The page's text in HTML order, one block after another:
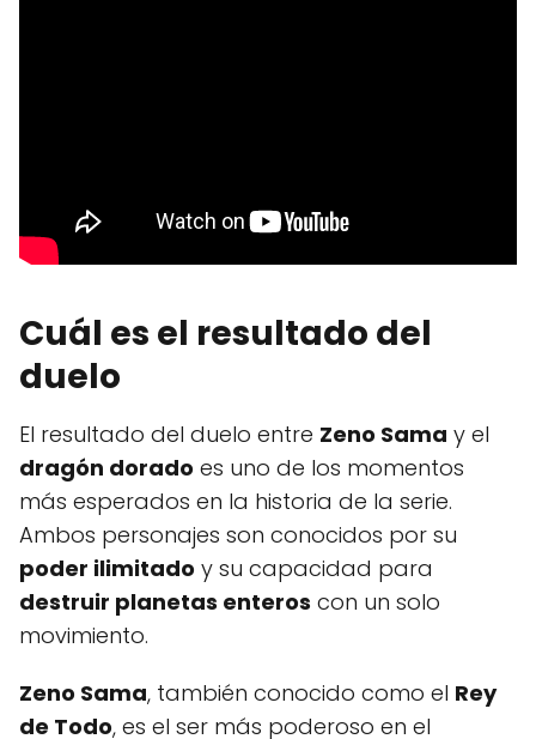
Cuál es el resultado del
duelo
El resultado del duelo entre Zeno Sama y el
dragón dorado es uno de los momentos
más esperados en la historia de la serie.
Ambos personajes son conocidos por su
poder ilimitado y su capacidad para
destruir planetas enteros con un solo
movimiento.
Zeno Sama, también conocido como el Rey
de Todo, es el ser más poderoso en el